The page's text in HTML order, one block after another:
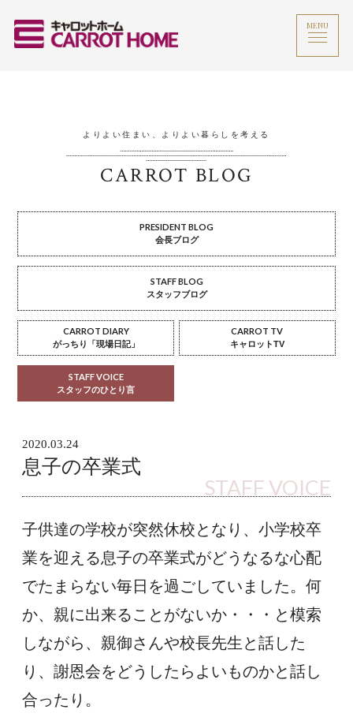
MENU
よりよい住まい、よりよい暮らしを考える
CARROT BLOG
PRESIDENT BLOG
会長ブログ
STAFF BLOG
スタッフブログ
CARROT DIARY
がっちり「現場日記」
CARROT TV
キャロットTV
STAFF VOICE
スタッフのひとり言
2020.03.24
息子の卒業式
STAFF VOICE
子供達の学校が突然休校となり、小学校卒
業を迎える息子の卒業式がどうなるな心配
でたまらない毎日を過ごしていました。何
か、親に出来ることがないか・・・と模索
しながら、親御さんや校長先生と話した
り、謝恩会をどうしたらよいものかと話し
合ったり。